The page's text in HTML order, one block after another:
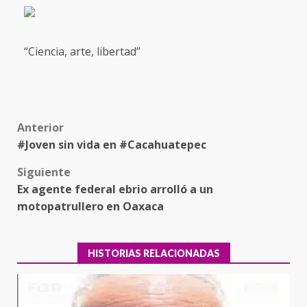
“Ciencia, arte, libertad”
Post
navigation
Anterior
#Joven sin vida en #Cacahuatepec
Siguiente
Ex agente federal ebrio arrolló a un
motopatrullero en Oaxaca
HISTORIAS RELACIONADAS